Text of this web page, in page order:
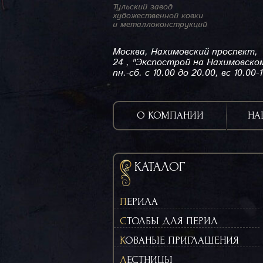
Тульский завод
художественной ковки
и металлоконструкций
Москва, Нахимовский проспект,
24 , "Экспострой на
пн.-сб. с 10.00 до 20.00, вс 10.00-
О КОМПАНИИ
КАТАЛОГ
ПЕРИЛА
СТОЛБЫ ДЛЯ ПЕРИЛ
КОВАНЫЕ ПРИГЛАШЕНИЯ
ЛЕСТНИЦЫ